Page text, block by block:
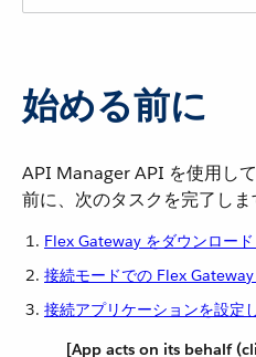
始める前に
API Manager API を使用し
前に、次のタスクを完了しま
Flex Gateway をダウンロー
接続モードでの Flex
接続アプリケーションを設定
[App acts on its behalf